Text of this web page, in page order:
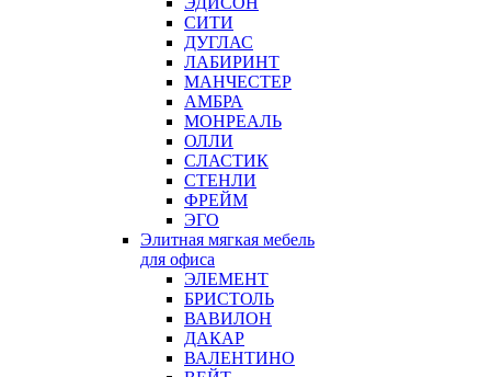
СИТИ
ДУГЛАС
ЛАБИРИНТ
МАНЧЕСТЕР
АМБРА
МОНРЕАЛЬ
ОЛЛИ
СЛАСТИК
СТЕНЛИ
ФРЕЙМ
ЭГО
Элитная мягкая мебель
для офиса
ЭЛЕМЕНТ
БРИСТОЛЬ
ВАВИЛОН
ДАКАР
ВАЛЕНТИНО